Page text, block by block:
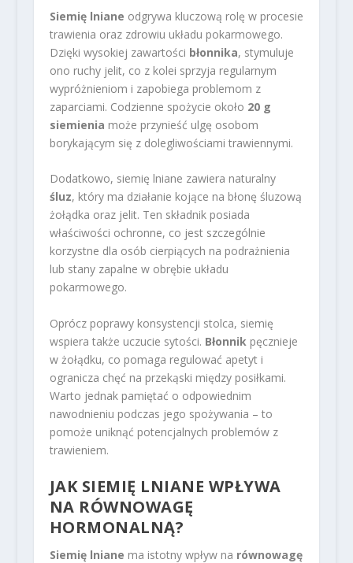
Siemię lniane odgrywa kluczową rolę w procesie
trawienia oraz zdrowiu układu pokarmowego.
Dzięki wysokiej zawartości błonnika, stymuluje
ono ruchy jelit, co z kolei sprzyja regularnym
wypróżnieniom i zapobiega problemom z
zaparciami. Codzienne spożycie około 20 g
siemienia może przynieść ulgę osobom
borykającym się z dolegliwościami trawiennymi.
Dodatkowo, siemię lniane zawiera naturalny
śluz, który ma działanie kojące na błonę śluzową
żołądka oraz jelit. Ten składnik posiada
właściwości ochronne, co jest szczególnie
korzystne dla osób cierpiących na podrażnienia
lub stany zapalne w obrębie układu
pokarmowego.
Oprócz poprawy konsystencji stolca, siemię
wspiera także uczucie sytości. Błonnik pęcznieje
w żołądku, co pomaga regulować apetyt i
ogranicza chęć na przekąski między posiłkami.
Warto jednak pamiętać o odpowiednim
nawodnieniu podczas jego spożywania – to
pomoże uniknąć potencjalnych problemów z
trawieniem.
JAK SIEMIĘ LNIANE WPŁYWA
NA RÓWNOWAGĘ
HORMONALNĄ?
Siemię lniane ma istotny wpływ na równowagę